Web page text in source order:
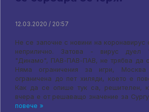
12.03.2020 / 20:57
Не се започне с новини на коронавирус
неприлично. Затова - вирус дуел
"Динамо", ПАВ-ПАВ-ПАВ, не трябва да
Няма ограничения за игри,
ограничена до пет хиляди, което е
Как да се опише тук са, решителен,
вчера е от решаващо значение за
повече »